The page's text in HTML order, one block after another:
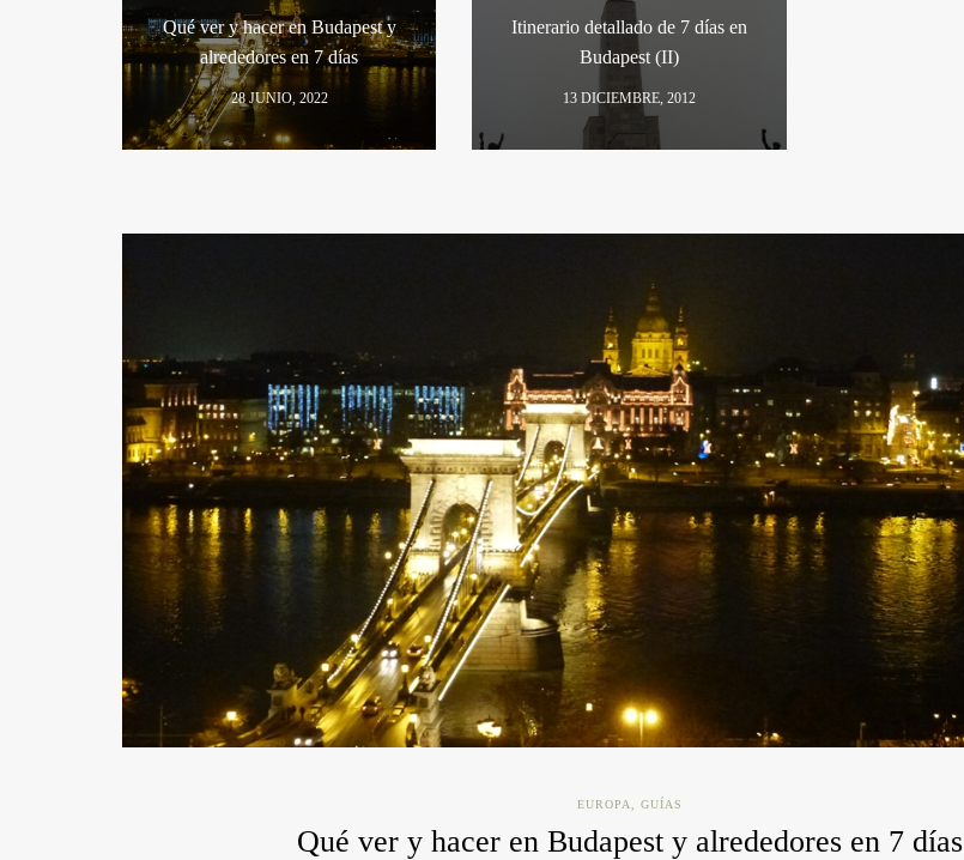
Qué ver y hacer en Budapest y
alrededores en 7 días
28 JUNIO, 2022
Itinerario detallado de 7 días en
Budapest (II)
13 DICIEMBRE, 2012
EUROPA GUÍAS
Qué ver y hacer en Budapest y alrededores en 7 días